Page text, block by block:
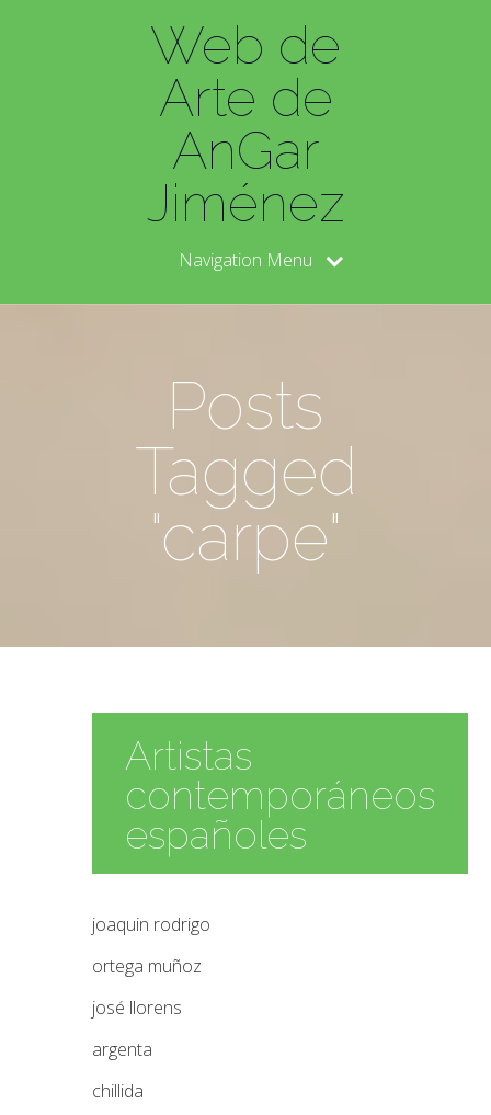
Web de
Arte de
AnGar
Jiménez
Navigation Menu
Posts
Tagged
"carpe"
Artistas
contemporáneos
españoles
joaquin rodrigo
ortega muñoz
josé llorens
argenta
chillida